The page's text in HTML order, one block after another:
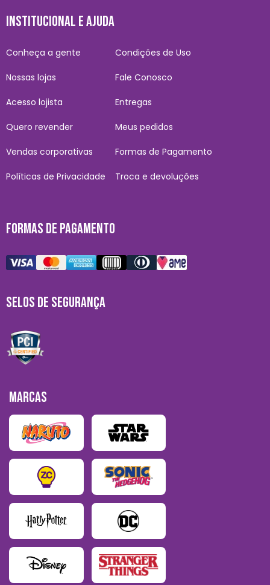
INSTITUCIONAL E AJUDA
Conheça a gente
Nossas lojas
Acesso lojista
Quero revender
Vendas corporativas
Políticas de Privacidade
Condições de Uso
Fale Conosco
Entregas
Meus pedidos
Formas de Pagamento
Troca e devoluções
FORMAS DE PAGAMENTO
SELOS DE SEGURANÇA
MARCAS